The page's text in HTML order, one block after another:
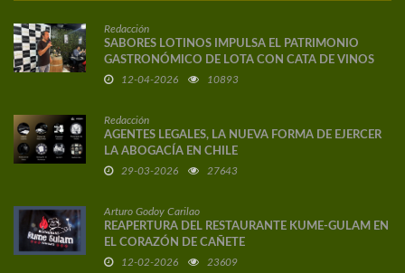
Redacción
SABORES LOTINOS IMPULSA EL PATRIMONIO
GASTRONÓMICO DE LOTA CON CATA DE VINOS
DE AUTOR
12-04-2026 10893
Redacción
AGENTES LEGALES, LA NUEVA FORMA DE EJERCER
LA ABOGACÍA EN CHILE
29-03-2026 27643
Arturo Godoy Carilao
REAPERTURA DEL RESTAURANTE KUME-GULAM EN
EL CORAZÓN DE CAÑETE
12-02-2026 23609